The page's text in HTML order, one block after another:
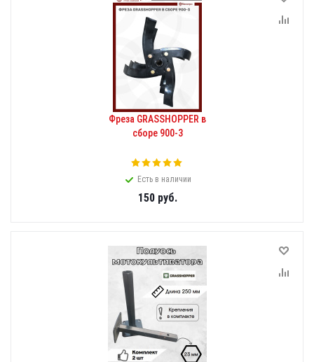
Фреза GRASSHOPPER в
сборе 900-3
Есть в наличии
150руб.